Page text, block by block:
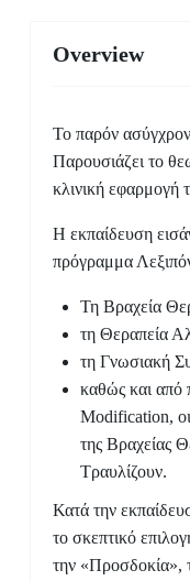
Overview
Το παρόν
Παρουσιάζει το
κλινική εφαρμογή
Η εκπαίδευση
πρόγραμμα
Τη Βραχεία
τη Θεραπεία
τη Γνωσιακή
καθώς και από
Modification, οι
της Βραχείας
Τραυλίζουν.
Κατά την
το σκεπτικό
την «Προσδοκία»,